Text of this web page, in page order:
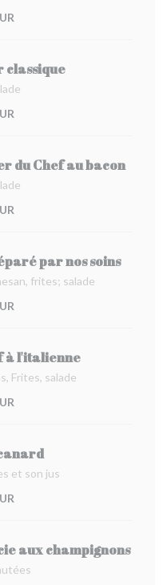
classique
du Chef au bacon
par nos soins
frites; salade
à l'italienne
Frites, salade
et son jus
aux champignons